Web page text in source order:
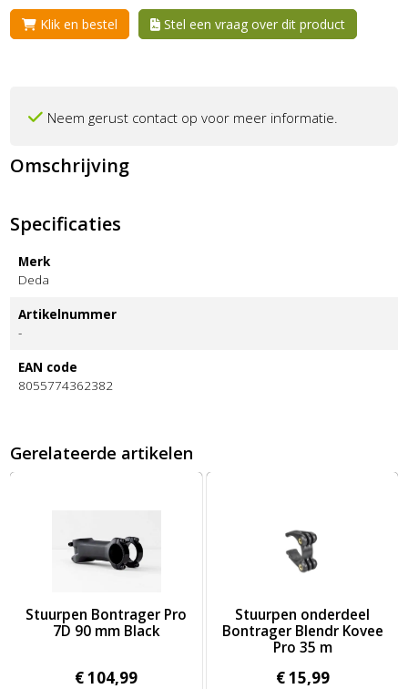
Klik en bestel Stel een vraag over dit product
Neem gerust contact op voor meer informatie.
Omschrijving
Specificaties
Merk
Deda
Artikelnummer
-
EAN code
8055774362382
Gerelateerde artikelen
Stuurpen Bontrager Pro
7D 90 mm Black
€104,99
Stuurpen onderdeel
Bontrager Blendr Kovee
Pro 35 m
€15,99